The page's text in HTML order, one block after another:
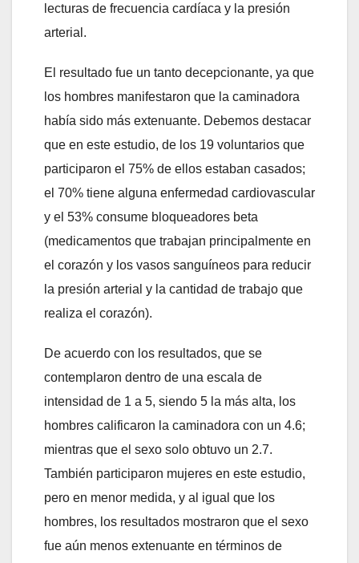
lecturas de frecuencia cardíaca y la presión
arterial.
El resultado fue un tanto decepcionante, ya que
los hombres manifestaron que la caminadora
había sido más extenuante. Debemos destacar
que en este estudio, de los 19 voluntarios que
participaron el 75% de ellos estaban casados;
el 70% tiene alguna enfermedad cardiovascular
y el 53% consume bloqueadores beta
(medicamentos que trabajan principalmente en
el corazón y los vasos sanguíneos para reducir
la presión arterial y la cantidad de trabajo que
realiza el corazón).
De acuerdo con los resultados, que se
contemplaron dentro de una escala de
intensidad de 1 a 5, siendo 5 la más alta, los
hombres calificaron la caminadora con un 4.6;
mientras que el sexo solo obtuvo un 2.7.
También participaron mujeres en este estudio,
pero en menor medida, y al igual que los
hombres, los resultados mostraron que el sexo
fue aún menos extenuante en términos de